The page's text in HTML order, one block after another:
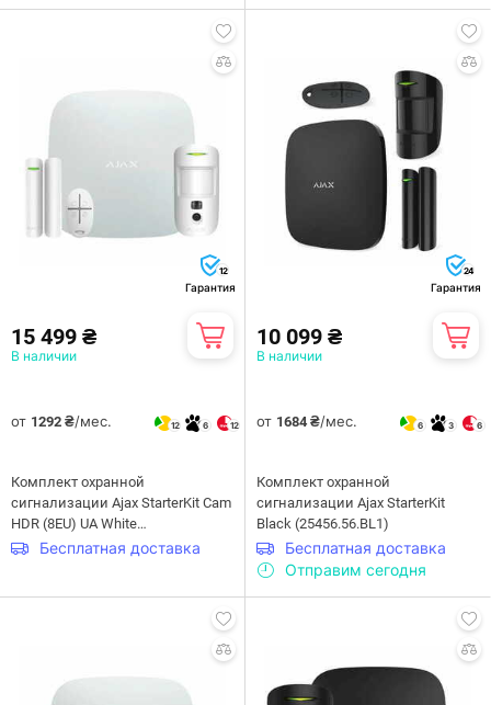
12
Гарантия
15 499 ₴
В наличии
от 1292 ₴/мес. 12 6 12
Комплект охранной
сигнализации Ajax StarterKit Cam
HDR (8EU) UA White
(117595.58.WH1)
Бесплатная доставка
24
Гарантия
10 099 ₴
В наличии
от 1684 ₴/мес. 6 3 6
Комплект охранной
сигнализации Ajax StarterKit
Black (25456.56.BL1)
Бесплатная доставка
Отправим сегодня